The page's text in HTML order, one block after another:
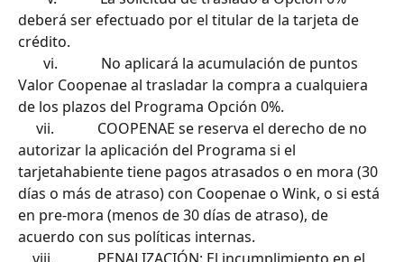
deberá ser efectuado por el titular de la tarjeta de
crédito.
Valor Coopenae al trasladar la compra a cualquiera
de los plazos del Programa Opción 0%.
autorizar la aplicación del Programa si el
tarjetahabiente tiene pagos atrasados o en mora (30
días o más de atraso) con Coopenae o Wink, o si está
en pre-mora (menos de 30 días de atraso), de
acuerdo con sus políticas internas.